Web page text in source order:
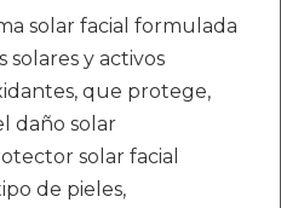
solar facial formulada
y activos
que protege,
daño solar
solar facial
de pieles,